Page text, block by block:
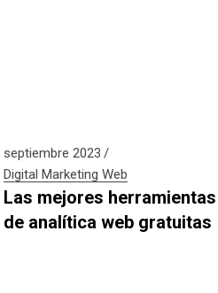
septiembre 2023
Digital Marketing Web
Las mejores herramientas
de analítica web gratuitas